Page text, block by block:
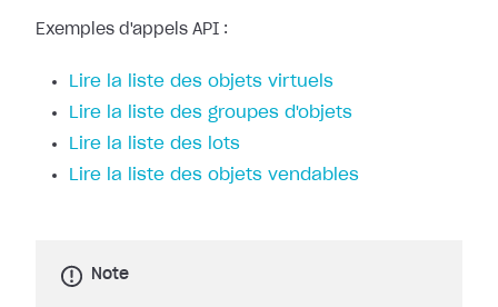
Exemples d'appels API :
Lire la liste des objets virtuels
Lire la liste des groupes d'objets
Lire la liste des lots
Lire la liste des objets vendables
Note